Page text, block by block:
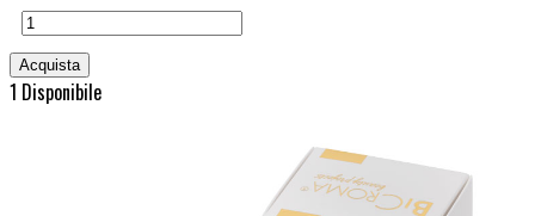
1 Disponibile